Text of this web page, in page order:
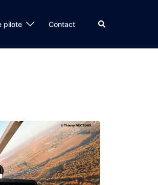
pilote Contact